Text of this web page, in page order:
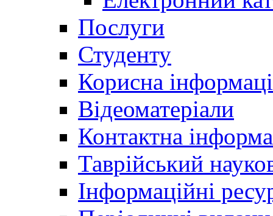
Послуги
Студенту
Корисна
Відеоматеріали
Контактна
Таврійський
Інформаційні